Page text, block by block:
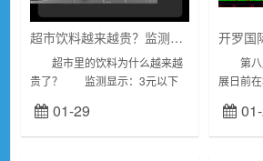
超市饮料越来越贵？监测显示：3元以下仅占比10%左右
超市里的饮料为什么越来越
贵了？ 监测显示：3元以下
占比29% 过去一年，消费者
对于“涨价”二字，或许已...
01-29
第八
展日前
最大、
一，为